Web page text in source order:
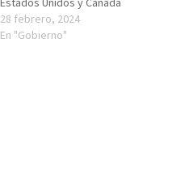
28 febrero, 2024
En "Gobierno"